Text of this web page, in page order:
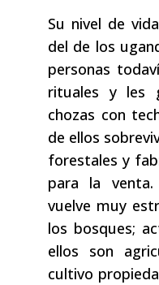
Su nivel de
del de los
personas
rituales y les
chozas con
de ellos
forestales y
para la
vuelve muy
los bosques;
ellos son
cultivo